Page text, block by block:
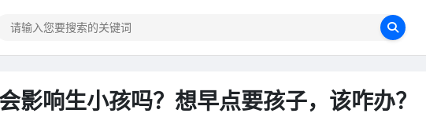
影响生小孩吗？想早点要孩子，该咋办？